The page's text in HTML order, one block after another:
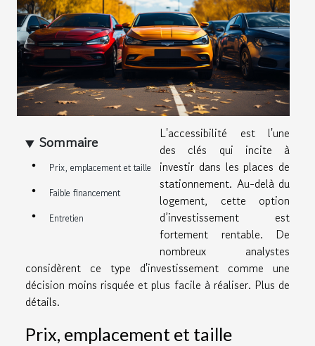
Sommaire
Prix, emplacement et taille
Faible financement
Entretien
L'accessibilité est l'une
des clés qui incite à
investir dans les places de
stationnement. Au-delà du
logement, cette option
d’investissement est
fortement rentable. De
nombreux analystes
considèrent ce type d'investissement comme une
décision moins risquée et plus facile à réaliser. Plus de
détails.
Prix, emplacement et taille